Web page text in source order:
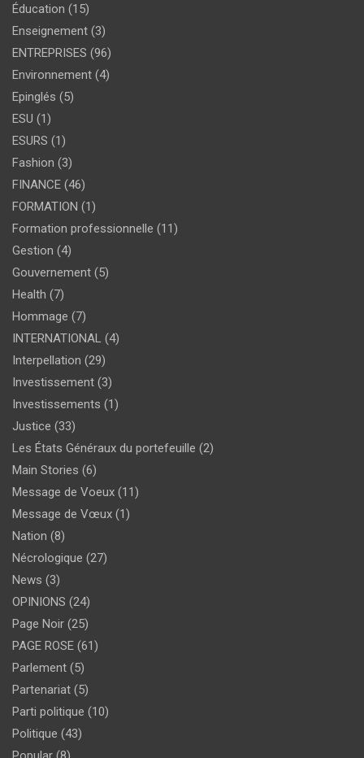
Éducation (15)
Enseignement (3)
ENTREPRISES (96)
Environnement (4)
Epinglés (5)
ESU (1)
ESURS (1)
Fashion (3)
FINANCE (46)
FORMATION (1)
Formation professionnelle (11)
Gestion (4)
Gouvernement (5)
Health (7)
Hommage (7)
INTERNATIONAL (4)
Interpellation (29)
Investissement (3)
Investissements (1)
Justice (33)
Les États Généraux du portefeuille (2)
Main Stories (6)
Message de Voeux (11)
Message de Vœux (1)
Nation (8)
Nécrologique (27)
News (3)
OPINIONS (24)
Page Noir (25)
PAGE ROSE (61)
Parlement (5)
Partenariat (5)
Parti politique (10)
Politique (43)